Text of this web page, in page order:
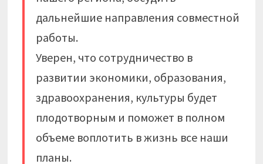
дальнейшие направления совместной
работы.
Уверен, что сотрудничество в
развитии экономики, образования,
здравоохранения, культуры будет
плодотворным и поможет в полном
объеме воплотить в жизнь все наши
планы.